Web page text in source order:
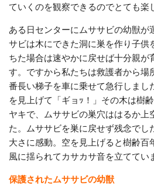
ていくのを観察できるのでとても楽
ある日センターにムササビの幼獣が
サビは木にできた洞に巣を作り子供
ちた場合は速やかに戻せば十分親が
す。ですから私たちは救護者から場
番長い梯子を車に乗せて急行しまし
を見上げて「ギョｯ！」その木は樹
ヤキで、ムササビの巣穴ははるか上
た。ムササビを巣に戻せず残念でし
大さに感動。空を見上げると樹齢百
風に揺られてカサカサ音を立ててい
保護されたムササビの幼獣